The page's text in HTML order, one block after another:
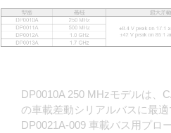
DP0010A 250 MHzモデルは、
の車載差動シリアルバスに最
DP0021A-009 車載バス用プロ